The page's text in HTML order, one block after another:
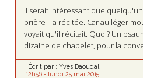
Il serait intéressant que
prière il a récitée. Car au léger
voyait qu'il récitait. Quoi? Un
dizaine de chapelet, pour la
Écrit par : Yves Daoudal
12h56- lundi 25 mai 2015